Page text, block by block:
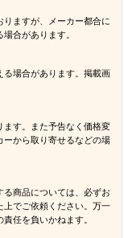
ますが、メーカー都合に
合があります。
る場合があります。掲載画
ます。また予告なく価格変
ーから取り寄せるなどの場
る商品については、必ずお
上でご依頼ください。万一
任を負いかねます。